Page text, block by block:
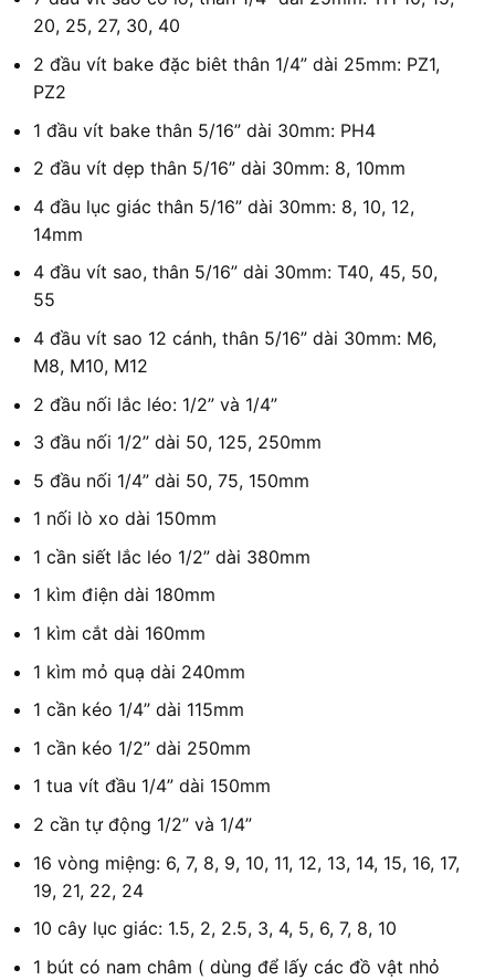
20, 25, 27, 30, 40
2 đầu vít bake đặc biêt thân 1/4” dài 25mm: PZ1,
PZ2
1 đầu vít bake thân 5/16” dài 30mm: PH4
2 đầu vít dẹp thân 5/16” dài 30mm: 8, 10mm
4 đầu lục giác thân 5/16” dài 30mm: 8, 10, 12,
14mm
4 đầu vít sao, thân 5/16” dài 30mm: T40, 45, 50,
55
4 đầu vít sao 12 cánh, thân 5/16” dài 30mm: M6,
M8, M10, M12
2 đầu nối lắc léo: 1/2” và 1/4”
3 đầu nối 1/2” dài 50, 125, 250mm
5 đầu nối 1/4” dài 50, 75, 150mm
1 nối lò xo dài 150mm
1 cần siết lắc léo 1/2” dài 380mm
1 kìm điện dài 180mm
1 kìm cắt dài 160mm
1 kìm mỏ quạ dài 240mm
1 cần kéo 1/4” dài 115mm
1 cần kéo 1/2” dài 250mm
1 tua vít đầu 1/4” dài 150mm
2 cần tự động 1/2” và 1/4”
16 vòng miệng: 6, 7, 8, 9, 10, 11, 12, 13, 14, 15, 16, 17,
19, 21, 22, 24
10 cây lục giác: 1.5, 2, 2.5, 3, 4, 5, 6, 7, 8, 10
1 bút có nam châm ( dùng để lấy các đồ vật nhỏ